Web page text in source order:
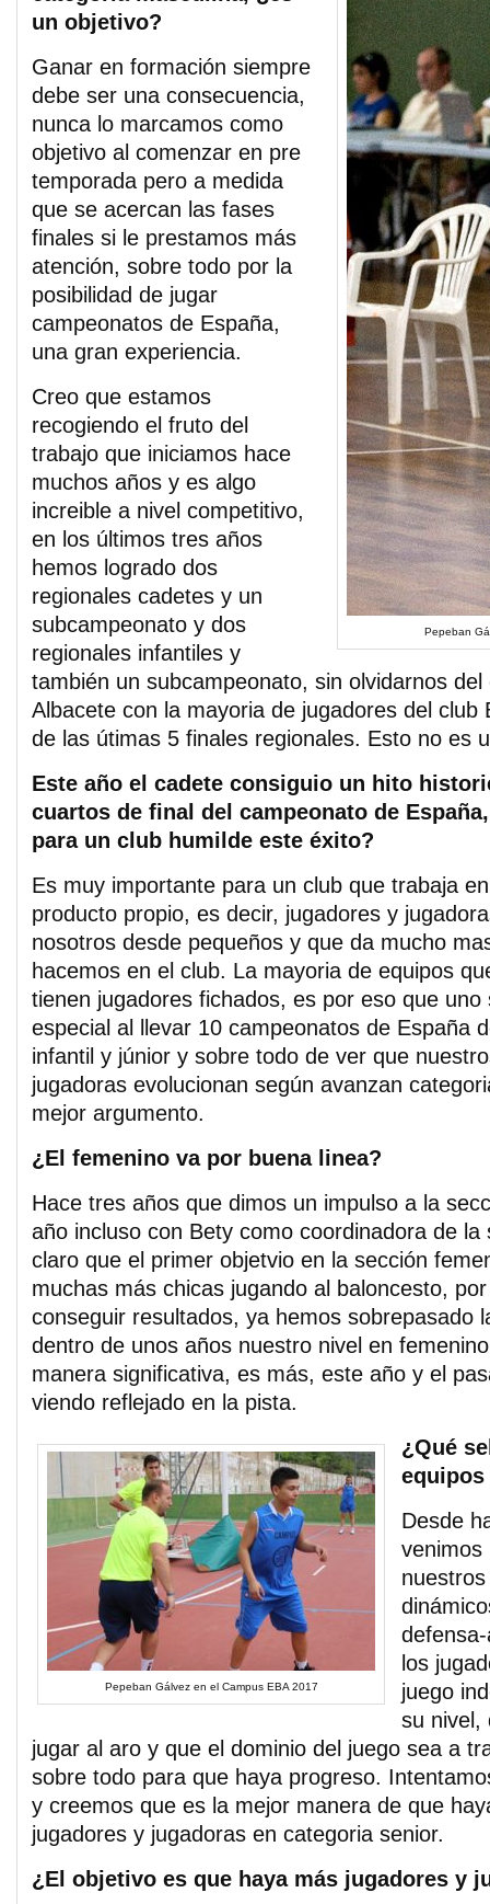
Pepeban
un objetivo?
Ganar en formación siempre
debe ser una consecuencia,
nunca lo marcamos como
objetivo al comenzar en pre
temporada pero a medida
que se acercan las fases
finales si le prestamos más
atención, sobre todo por la
posibilidad de jugar
campeonatos de España,
una gran experiencia.
Creo que estamos
recogiendo el fruto del
trabajo que iniciamos hace
muchos años y es algo
increible a nivel competitivo,
en los últimos tres años
hemos logrado dos
regionales cadetes y un
subcampeonato y dos
regionales infantiles y
también un subcampeonato, sin olvidarnos del
Albacete con la mayoria de jugadores del club
de las útimas 5 finales regionales. Esto no es
Este año el cadete consiguio un hito
cuartos de final del campeonato de
para un club humilde este éxito?
Es muy importante para un club que trabaja
producto propio, es decir, jugadores y
nosotros desde pequeños y que da mucho
hacemos en el club. La mayoria de equipos
tienen jugadores fichados, es por eso que uno
especial al llevar 10 campeonatos de España
infantil y júnior y sobre todo de ver que
jugadoras evolucionan según avanzan
mejor argumento.
¿El femenino va por buena linea?
Hace tres años que dimos un impulso a la
año incluso con Bety como coordinadora de la
claro que el primer objetvio en la sección
muchas más chicas jugando al baloncesto,
conseguir resultados, ya hemos sobrepasado
dentro de unos años nuestro nivel en
manera significativa, es más, este año y el
viendo reflejado en la pista.
Pepeban Gálvez en el Campus EBA 2017
¿Qué
equipos
Desde
venimos
los
juego
su nivel,
jugar al aro y que el dominio del juego sea a
sobre todo para que haya progreso.
y creemos que es la mejor manera de que
jugadores y jugadoras en categoria senior.
¿El objetivo es que haya más jugadores y